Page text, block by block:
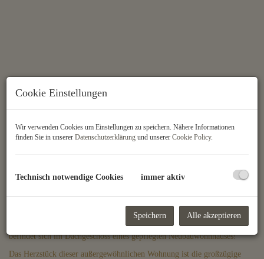
Zum Verkauf steht dieses traumhafte Penthouse mit 3-Zimmern im 19.
Wiener Gemeindebezirk Döbling! Die ca. 177 m² große Wohnung
befindet sich im Dachgeschoss eines gepflegten Neubauwohnhauses!
Das Herzstück dieser außergewöhnlichen Wohnung ist die großzügige
Cookie Einstellungen
Wir verwenden Cookies um Einstellungen zu speichern. Nähere Informationen
finden Sie in unserer Datenschutzerklärung und unserer Cookie Policy.
Technisch notwendige Cookies immer aktiv
Speichern Alle akzeptieren